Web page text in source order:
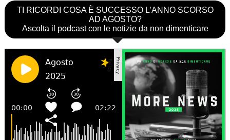
TI RICORDI COSA È SUCCESSO L’ANNO SCORSO
AD AGOSTO?
Ascolta il podcast con le notizie da non dimenticare